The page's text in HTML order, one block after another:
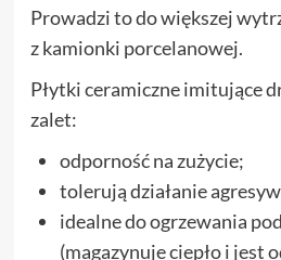
Prowadzi to do większej
z kamionki porcelanowej.
Płytki ceramiczne imitujące
zalet:
odporność na zużycie;
tolerują działanie
idealne do ogrzewania
(magazynuje ciepło i jest